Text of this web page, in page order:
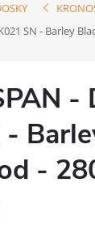
SN - Barley
-
-
-